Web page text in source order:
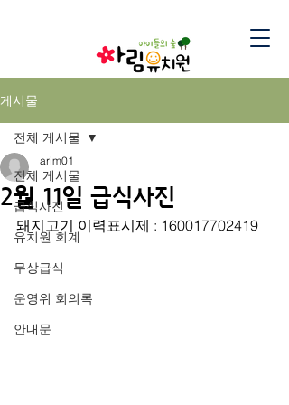
게시물
전체 게시물
급식사진
유치원 회계
무상급식
운영위 회의록
안내문
전체 게시물
2월 11일 급식사진
arim01
돼지고기 이력표시제 : 160017702419